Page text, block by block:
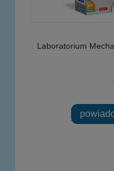
Laboratorium